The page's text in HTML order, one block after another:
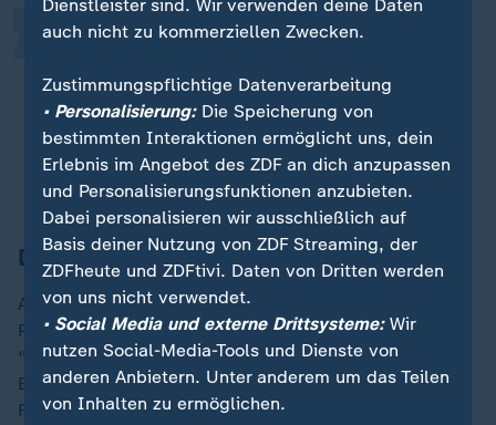
Alle haben mir gegenüber
klargemacht, dass sie davon nichts
gewusst haben, dass sie das nicht
gesagt haben.
Djir-Sarai entschuldigt sich
Auch Djir-Sarai bestritt noch am Donnerstag, dass die
Parteiführung der FDP über das Strategiepapier zum
"D-Day" informiert gewesen sei. "Das Papier ist auf
Ebene der Mitarbeiter entstanden. Niemand aus der
Führung der FDP kannte das Papier", sagte Djir-Sarai
Dienstleister sind. Wir verwenden deine Daten
auch nicht zu kommerziellen Zwecken.
Zustimmungspflichtige Datenverarbeitung
• Personalisierung:Die Speicherung von
bestimmten Interaktionen ermöglicht uns, dein
Erlebnis im Angebot des ZDF an dich anzupassen
und Personalisierungsfunktionen anzubieten.
Dabei personalisieren wir ausschließlich auf
Basis deiner Nutzung von ZDF Streaming, der
ZDFheute und ZDFtivi. Daten von Dritten werden
von uns nicht verwendet.
• Social Media und externe Drittsysteme:Wir
nutzen Social-Media-Tools und Dienste von
anderen Anbietern. Unter anderem um das Teilen
von Inhalten zu ermöglichen.